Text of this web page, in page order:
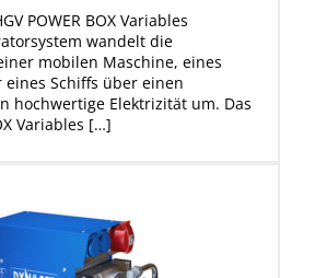
POWER BOX Variables
wandelt die
mobilen Maschine, eines
eines Schiffs über einen
hochwertige Elektrizität um. Das
Variables […]